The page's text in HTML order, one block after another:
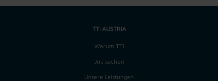
TTI AUSTRIA
Warum TTI
Job suchen
Unsere Leistungen